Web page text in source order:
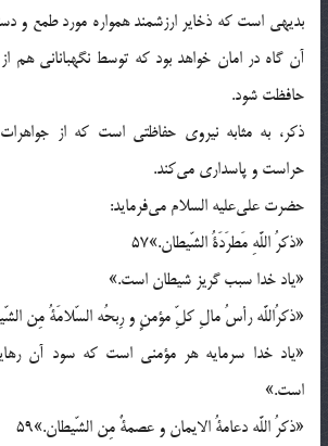
بديهى است كه ذخاير ارزشمند همواره مورد طمع و
آن گاه در امان خواهد بود كه توسط نگهبانانى هم
حافظت شود.
ذكر، به مثابه نيروى حفاظتى است كه از
حراست و پاسدارى مى‌كند.
حضرت على‌عليه السلام مى‌فرمايد:
«ذكرُ اللَّهِ مَطرَدَةُ الشّيطان.»57
«ياد خدا سبب گريز شيطان است.»
«ذكرُاللَّه رأسُ مالِ كلِّ مؤمنٍ و رِبحُه السّلامَةُ مِن
«ياد خدا سرمايه هر مؤمنى است كه سود آن
است.»
«ذكرُ اللَّه دعامةُ الايمان و عصمةٌ مِن الشّيطان.»59